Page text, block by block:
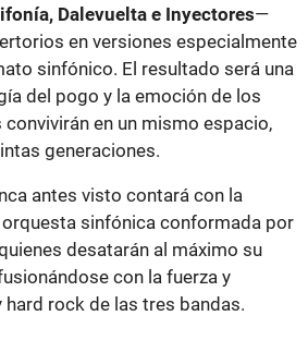
Dalevuelta e Inyectores—
en versiones especialmente
sinfónico. El resultado será una
del pogo y la emoción de los
en un mismo espacio,
generaciones.
antes visto contará con la
sinfónica conformada por
desatarán al máximo su
con la fuerza y
rock de las tres bandas.